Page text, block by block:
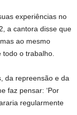
experiências no
a cantora disse que
ao mesmo
todo o trabalho.
da repreensão e da
faz pensar: ‘Por
regularmente